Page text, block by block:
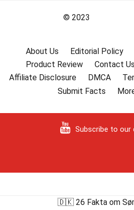
© 2023
About Us Editorial Policy
Product Review
Contact Us
Affiliate Disclosure
DMCA
Submit Facts
Subscribe to our
🇩🇰 26 Fakta om